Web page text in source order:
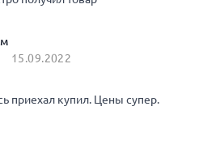
15.09.2022
приехал купил. Цены супер.